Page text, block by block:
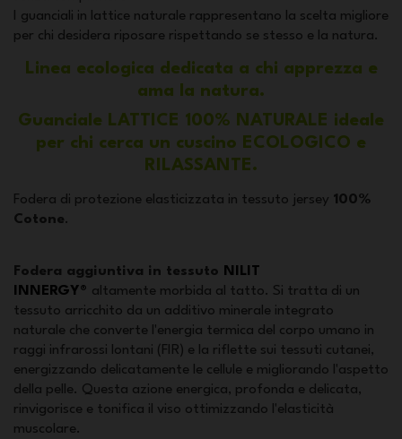
I guanciali in lattice naturale rappresentano la scelta migliore
per chi desidera riposare rispettando se stesso e la natura.
Linea ecologica dedicata a chi apprezza e
ama la natura.
Guanciale LATTICE 100% NATURALE ideale
per chi cerca un cuscino ECOLOGICO e
RILASSANTE.
Fodera di protezione elasticizzata in tessuto jersey 100%
Cotone.
Fodera aggiuntiva in tessuto
NILIT
INNERGY® altamente morbida al tatto. Si tratta di un
tessuto arricchito da un additivo minerale integrato
naturale che converte l'energia termica del corpo umano in
raggi infrarossi lontani (FIR) e la riflette sui tessuti cutanei,
energizzando delicatamente le cellule e migliorando l'aspetto
della pelle. Questa azione energica, profonda e delicata,
rinvigorisce e tonifica il viso ottimizzando l'elasticità
muscolare.